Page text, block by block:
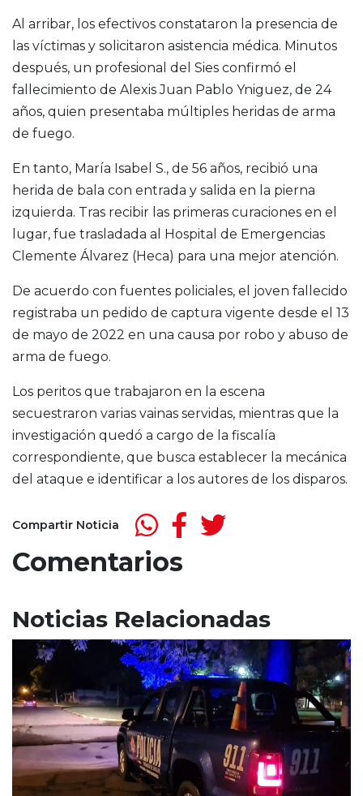
Al arribar, los efectivos constataron la presencia de
las víctimas y solicitaron asistencia médica. Minutos
después, un profesional del Sies confirmó el
fallecimiento de Alexis Juan Pablo Yniguez, de 24
años, quien presentaba múltiples heridas de arma
de fuego.
En tanto, María Isabel S., de 56 años, recibió una
herida de bala con entrada y salida en la pierna
izquierda. Tras recibir las primeras curaciones en el
lugar, fue trasladada al Hospital de Emergencias
Clemente Álvarez (Heca) para una mejor atención.
De acuerdo con fuentes policiales, el joven fallecido
registraba un pedido de captura vigente desde el 13
de mayo de 2022 en una causa por robo y abuso de
arma de fuego.
Los peritos que trabajaron en la escena
secuestraron varias vainas servidas, mientras que la
investigación quedó a cargo de la fiscalía
correspondiente, que busca establecer la mecánica
del ataque e identificar a los autores de los disparos.
Compartir Noticia
Comentarios
Noticias Relacionadas